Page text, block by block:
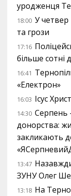
уродженця
18:00 У четвер
та грози
17:16
більше сотні
16:41
«Електрон»
16:03 Ісус
14:30 Серпень
донорства:
закликають
13:47
ЗУНУ Олег
13:18 На